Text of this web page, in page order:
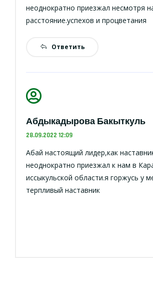
неоднократно приезжал несмотря
расстояние.успехов и процветания
Ответить
Абдыкадырова Бакыткуль
28.09.2022 12:09
Абай настоящий лидер,как
неоднократно приезжал к нам в
иссыкульской области.я горжусь у
терпливый наставник